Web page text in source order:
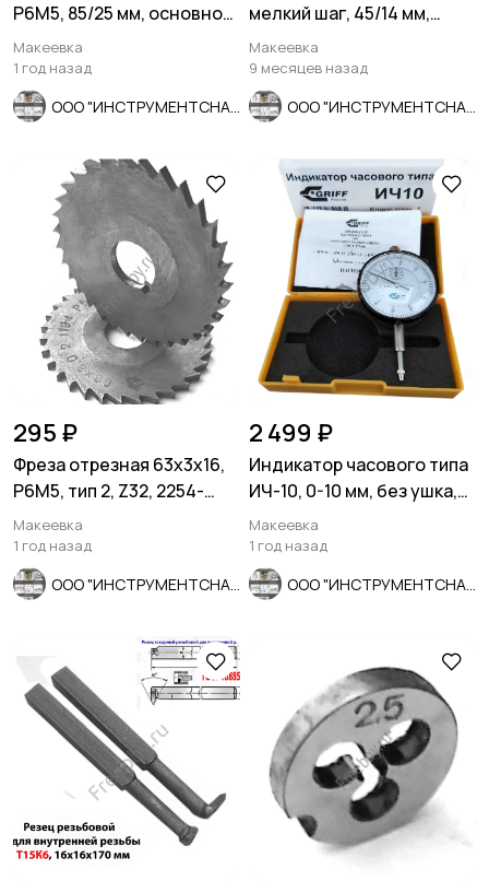
Р6М5, 85/25 мм, основной
шаг, ГОСТ 3266-81.
Макеевка
1 год назад
мелкий шаг, 45/14 мм,
ГОСТ 7740-71.
Макеевка
9 месяцев назад
295 ₽
Фреза отрезная 63х3х16,
Р6М5, тип 2, Z32, 2254-
1194, СССР.
Макеевка
1 год назад
2 499 ₽
Индикатор часового типа
ИЧ-10, 0-10 мм, без ушка,
кл 1; 0,01 мм,
Макеевка
1 год назад